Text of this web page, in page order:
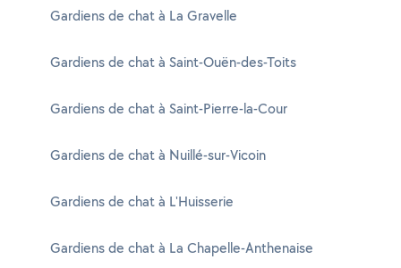
Gardiens de chat à La Gravelle
Gardiens de chat à Saint-Ouën-des-Toits
Gardiens de chat à Saint-Pierre-la-Cour
Gardiens de chat à Nuillé-sur-Vicoin
Gardiens de chat à L'Huisserie
Gardiens de chat à La Chapelle-Anthenaise